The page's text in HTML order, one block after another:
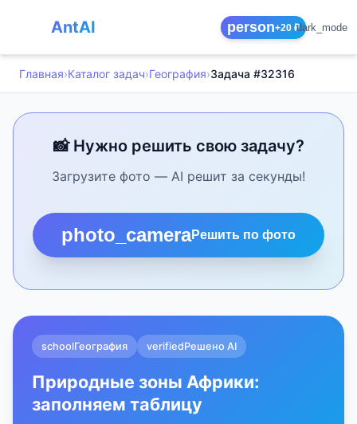
AntAI person+20 ₽dark_mode
Главная›Каталог задач›География›Задача #32316
📸 Нужно решить свою задачу?
Загрузите фото — AI решит за секунды!
photo_cameraРешить по фото
schoolГеография verifiedРешено AI
Природные зоны Африки:
заполняем таблицу